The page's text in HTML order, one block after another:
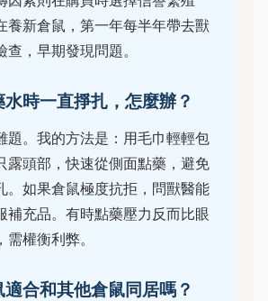
養新倉鼠，第一年每半年帶去獸
查，早期發現問題。
時一直掙扎，怎麼辦？
題。我的方法是：用毛巾輕輕包
露頭部，快速從側面點藥，避免
。如果倉鼠極度抗拒，問獸醫能
補充品。有時點藥壓力反而比眼
權衡利弊。
合和其他倉鼠同居嗎？